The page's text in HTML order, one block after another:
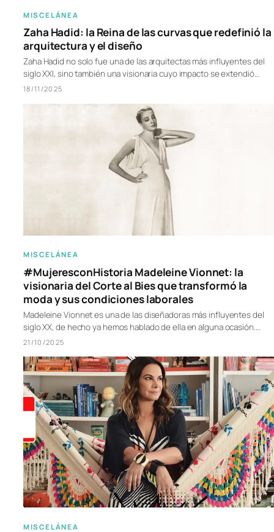
MISCELÁNEA
Zaha Hadid: la Reina de las curvas que redefinió la
arquitectura y el diseño
Zaha Hadid no solo fue una de las arquitectas más influyentes del
siglo XXI, sino también una visionaria cuyo impacto se extendió…
18/11/2025
MISCELÁNEA
#MujeresconHistoria Madeleine Vionnet: la
visionaria del Corte al Bies que transformó la
moda y sus condiciones laborales
Madeleine Vionnet es una de las diseñadoras más influyentes del
siglo XX, de hecho ya hemos hablado de ella en alguna ocasión.…
21/10/2025
MISCELÁNEA